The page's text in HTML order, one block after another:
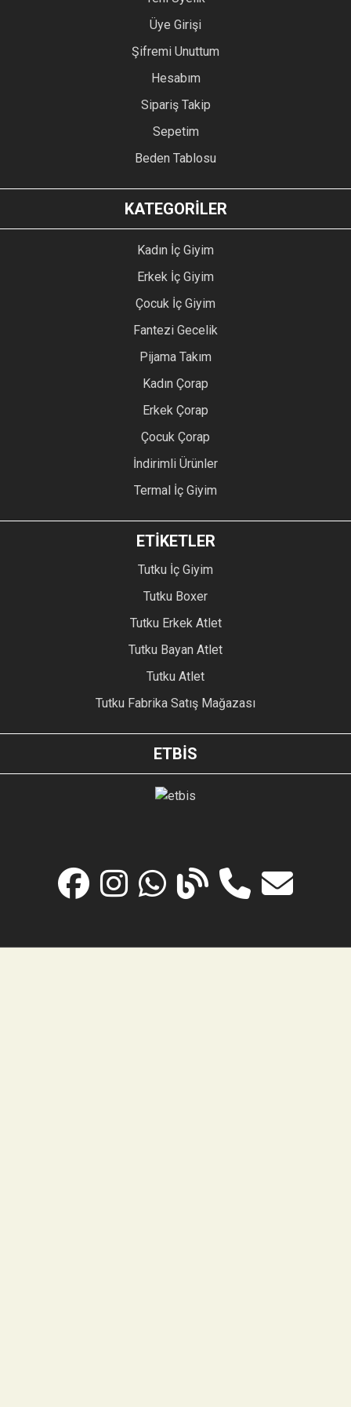
Üye Girişi
Şifremi Unuttum
Hesabım
Sipariş Takip
Sepetim
Beden Tablosu
KATEGORİLER
Kadın İç Giyim
Erkek İç Giyim
Çocuk İç Giyim
Fantezi Gecelik
Pijama Takım
Kadın Çorap
Erkek Çorap
Çocuk Çorap
İndirimli Ürünler
Termal İç Giyim
ETİKETLER
Tutku İç Giyim
Tutku Boxer
Tutku Erkek Atlet
Tutku Bayan Atlet
Tutku Atlet
Tutku Fabrika Satış Mağazası
ETBİS